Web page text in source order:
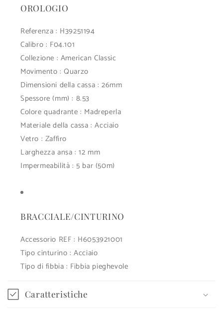
OROLOGIO
Referenza : H39251194
Calibro : F04.101
Collezione : American Classic
Movimento : Quarzo
Dimensioni della cassa : 26mm
Spessore (mm) : 8.53
Colore quadrante : Madreperla
Materiale della cassa : Acciaio
Vetro : Zaffiro
Larghezza ansa : 12 mm
Impermeabilità : 5 bar (50m)
BRACCIALE/CINTURINO
Accessorio REF : H6053921001
Tipo cinturino : Acciaio
Tipo di fibbia : Fibbia pieghevole
Caratteristiche